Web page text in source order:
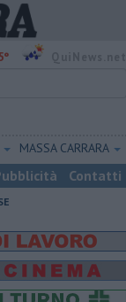
MASSA CARRARA
Contatti